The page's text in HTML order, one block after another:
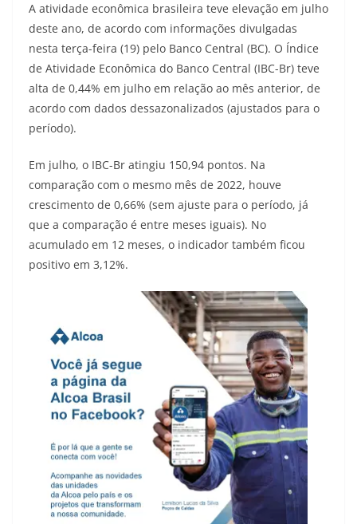
A atividade econômica brasileira teve elevação em julho
deste ano, de acordo com informações divulgadas
nesta terça-feira (19) pelo Banco Central (BC). O Índice
de Atividade Econômica do Banco Central (IBC-Br) teve
alta de 0,44% em julho em relação ao mês anterior, de
acordo com dados dessazonalizados (ajustados para o
período).
Em julho, o IBC-Br atingiu 150,94 pontos. Na
comparação com o mesmo mês de 2022, houve
crescimento de 0,66% (sem ajuste para o período, já
que a comparação é entre meses iguais). No
acumulado em 12 meses, o indicador também ficou
positivo em 3,12%.